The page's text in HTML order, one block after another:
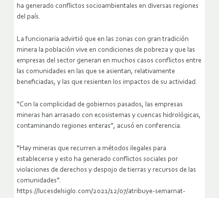
ha generado conflictos socioambientales en diversas regiones
del país.
La funcionaria advirtió que en las zonas con gran tradición
minera la población vive en condiciones de pobreza y que las
empresas del sector generan en muchos casos conflictos entre
las comunidades en las que se asientan, relativamente
beneficiadas, y las que resienten los impactos de su actividad.
“Con la complicidad de gobiernos pasados, las empresas
mineras han arrasado con ecosistemas y cuencas hidrológicas,
contaminando regiones enteras”, acusó en conferencia.
“Hay mineras que recurren a métodos ilegales para
establecerse y esto ha generado conflictos sociales por
violaciones de derechos y despojo de tierras y recursos de las
comunidades”.
https://lucesdelsiglo.com/2021/12/07/atribuye-semarnat-